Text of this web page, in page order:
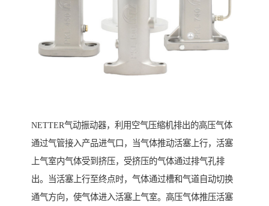
NETTER气动振动器，利用空气压缩机排出的高压气体
通过气管接入产品进气口，当气体推动活塞上行，活塞
上气室内气体受到挤压，受挤压的气体通过排气孔排
出。当活塞上行至终点时，气体通过槽和气道自动切换
通气方向，使气体进入活塞上气室。高压气体推压活塞